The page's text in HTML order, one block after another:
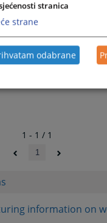
information on
1 - 1 / 1
1
stranica
strane
odabrane